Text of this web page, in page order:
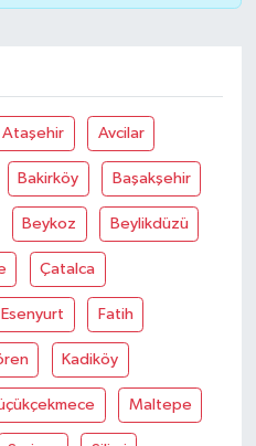
Ataşehir Avcilar
Bakirköy Başakşehir
Beykoz Beylikdüzü
Çatalca
Esenyurt Fatih
Kadiköy
Maltepe